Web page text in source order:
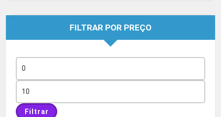
FILTRAR POR PREÇO
mínimo
máximo
Filtrar